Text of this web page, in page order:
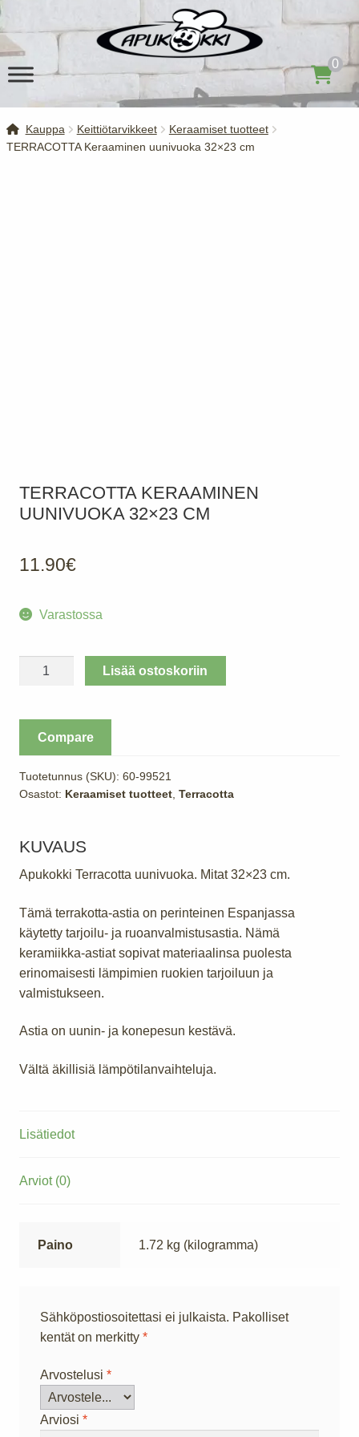
navigointiin
sisältöön
0
Kauppa Keittiötarvikkeet
Keraamiset tuotteet
TERRACOTTA Keraaminen uunivuoka 32×23 cm
TERRACOTTA KERAAMINEN
UUNIVUOKA 32×23 CM
11.90€
Varastossa
TERRACOTTA
Keraaminen
Lisää ostoskoriin
Compare
Tuotetunnus (SKU): 60-99521
Osastot: Keraamiset tuotteet Terracotta
KUVAUS
Apukokki Terracotta uunivuoka. Mitat 32×23 cm.
Tämä terrakotta-astia on perinteinen Espanjassa
käytetty tarjoilu- ja ruoanvalmistusastia. Nämä
keramiikka-astiat sopivat materiaalinsa puolesta
erinomaisesti lämpimien ruokien tarjoiluun ja
valmistukseen.
Astia on uunin- ja konepesun kestävä.
Vältä äkillisiä lämpötilanvaihteluja.
Lisätiedot
Arviot (0)
Paino 1.72 kg (kilogramma)
Sähköpostiosoitettasi ei julkaista. Pakolliset
kentät on merkitty *
Arvostelusi *
Arviosi *